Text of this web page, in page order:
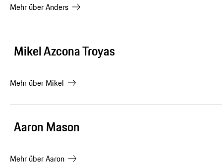
Mehr überAnders
Mikel Azcona Troyas
Mehr über Mikel
Aaron Mason
Mehr überAaron